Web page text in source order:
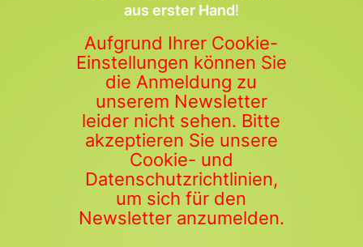
aus erster Hand!
Aufgrund Ihrer Cookie-
Einstellungen können Sie
die Anmeldung zu
unserem Newsletter
leider nicht sehen. Bitte
akzeptieren Sie unsere
Cookie- und
Datenschutzrichtlinien,
um sich für den
Newsletter anzumelden.